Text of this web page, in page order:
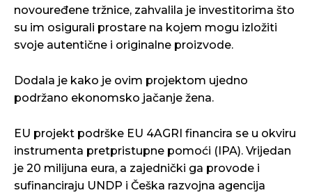
novouređene tržnice, zahvalila je investitorima što
su im osigurali prostare na kojem mogu izložiti
svoje autentične i originalne proizvode.
Dodala je kako je ovim projektom ujedno
podržano ekonomsko jačanje žena.
EU projekt podrške EU 4AGRI financira se u okviru
instrumenta pretpristupne pomoći (IPA). Vrijedan
je 20 milijuna eura, a zajednički ga provode i
sufinanciraju UNDP i Češka razvojna agencija